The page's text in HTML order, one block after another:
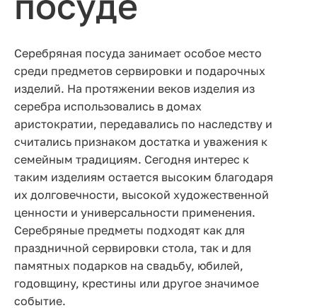
Серебряная посуда занимает особое место
среди предметов сервировки и подарочных
изделий. На протяжении веков изделия из
серебра использовались в домах
аристократии, передавались по наследству и
считались признаком достатка и уважения к
семейным традициям. Сегодня интерес к
таким изделиям остается высоким благодаря
их долговечности, высокой художественной
ценности и универсальности применения.
Серебряные предметы подходят как для
праздничной сервировки стола, так и для
памятных подарков на свадьбу, юбилей,
годовщину, крестины или другое значимое
событие.